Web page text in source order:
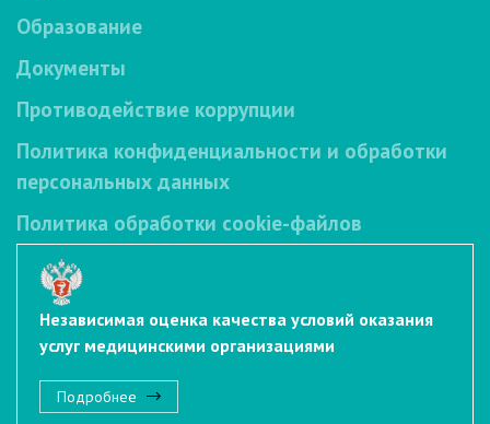
Образование
Документы
Противодействие коррупции
Политика конфиденциальности и обработки
персональных данных
Политика обработки cookie-файлов
Независимая оценка качества условий оказания
услуг медицинскими организациями
Подробнее